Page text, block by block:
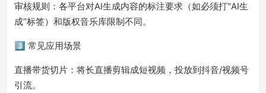
审核规则：各平台对AI生成内容的标注要求（如必须打"AI生
成”标签）和版权音乐库限制不同。
3️⃣ 常见应用场景
直播带货切片：将长直播剪辑成短视频，投放到抖音/视频号
引流。